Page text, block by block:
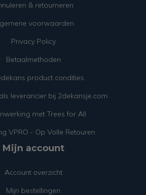
& retourneren
voorwaarden
Privacy Policy
Betaalmethoden
product condities
leverancier bij 2dekansje.com
met Trees for All
VPRO - Op Volle Retouren
Mijn account
Account overzicht
Mijn bestellingen